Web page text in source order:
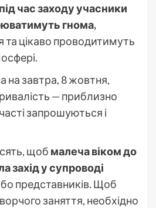
під час заходу учасники
гнома,
та цікаво проводитимуть
на завтра, 8 жовтня,
— приблизно
запрошуються і
щоб малеча віком до
захід у супроводі
представників. Щоб
заняття, необхідно